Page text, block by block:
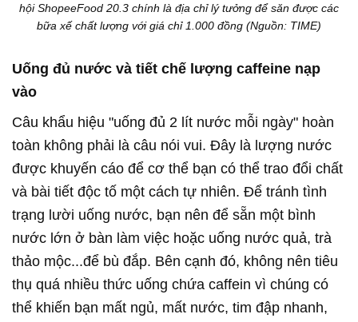
hội ShopeeFood 20.3 chính là địa chỉ lý tưởng để săn được các
bữa xế chất lượng với giá chỉ 1.000 đồng (Nguồn: TIME)
Uống đủ nước và tiết chế lượng caffeine nạp
vào
Câu khẩu hiệu "uống đủ 2 lít nước mỗi ngày" hoàn
toàn không phải là câu nói vui. Đây là lượng nước
được khuyến cáo để cơ thể bạn có thể trao đổi chất
và bài tiết độc tố một cách tự nhiên. Để tránh tình
trạng lười uống nước, bạn nên để sẵn một bình
nước lớn ở bàn làm việc hoặc uống nước quả, trà
thảo mộc...để bù đắp. Bên cạnh đó, không nên tiêu
thụ quá nhiều thức uống chứa caffein vì chúng có
thể khiến bạn mất ngủ, mất nước, tim đập nhanh,